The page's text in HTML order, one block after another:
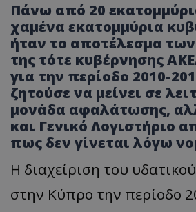
Πάνω από 20
χαμένα εκατομμύρια
ήταν το αποτέλεσμα
της τότε κυβέρνησης
για την περίοδο 2010-
ζητούσε να μείνει σε
μονάδα αφαλάτωσης,
και Γενικό Λογιστήριο
πως δεν γίνεται λόγω
Η διαχείριση του
στην Κύπρο την περίοδο